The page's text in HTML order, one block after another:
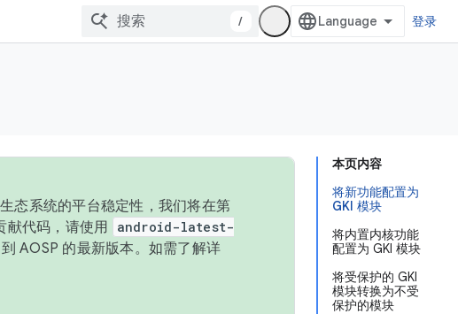
/ 登录
本页内容
将新功能配置为
GKI 模块
将内置内核功能
配置为 GKI 模块
将受保护的 GKI
模块转换为不受
保护的模块
态系统的平台稳定性，我们将在第
献代码，请使用
android-latest-
AOSP 的最新版本。如需了解详